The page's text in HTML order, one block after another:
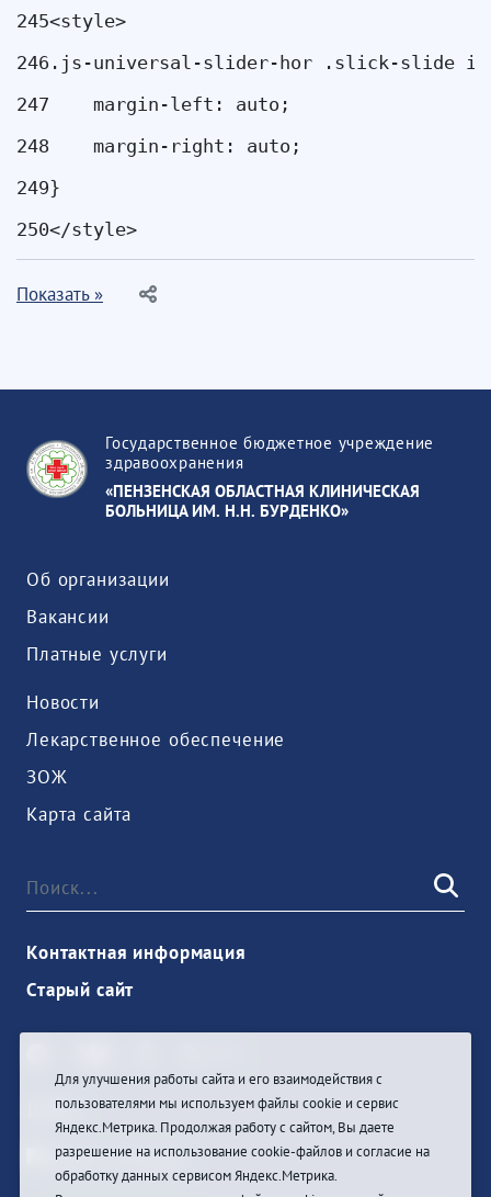
245<style>
246 .js-universal-slider-hor .slick-slide
247
    margin-left: auto;
248
    margin-right: auto;
249}
250</style>
Показать »
Государственное бюджетное учреждение
здравоохранения
«ПЕНЗЕНСКАЯ ОБЛАСТНАЯ КЛИНИЧЕСКАЯ
БОЛЬНИЦА ИМ. Н.Н. БУРДЕНКО»
Об организации
Вакансии
Платные услуги
Новости
Лекарственное обеспечение
ЗОЖ
Карта сайта
Контактная информация
Старый сайт
Войти
Для улучшения работы сайта и его взаимодействия с
пользователями мы используем файлы cookie и сервис
Яндекс.Метрика. Продолжая работу с сайтом, Вы даете
разрешение на использование cookie-файлов и согласие на
обработку данных сервисом Яндекс.Метрика.